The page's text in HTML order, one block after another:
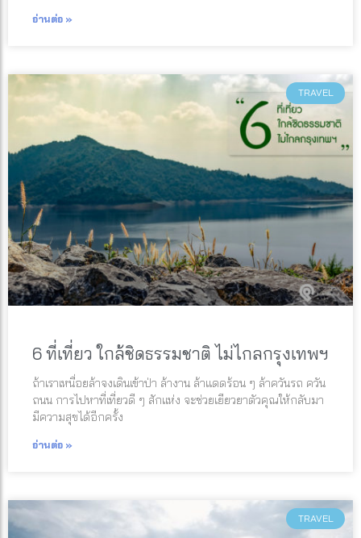
อ่านต่อ »
TRAVEL
6 ที่เที่ยว ใกล้ชิดธรรมชาติ ไม่ไกลกรุงเทพฯ
ถ้าเราเหนื่อยล้าจงเดินเข้าป่า ล้างาน ล้าแดดร้อน ๆ ล้าควันรถ ควัน
ถนน การไปหาที่เที่ยวดี ๆ สักแห่ง จะช่วยเยียวยาตัวคุณให้กลับมา
มีความสุขได้อีกครั้ง
อ่านต่อ »
TRAVEL